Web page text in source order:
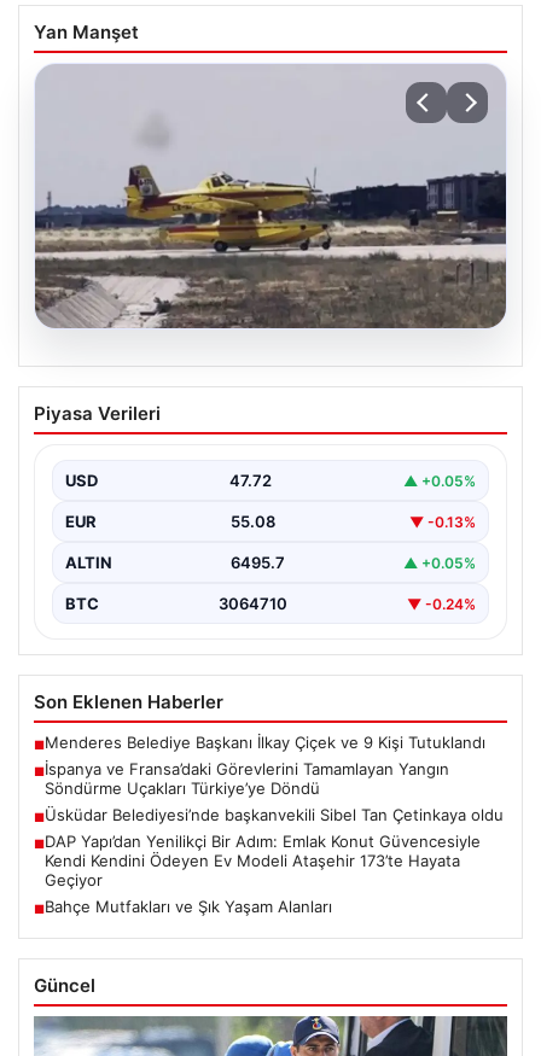
Yan Manşet
06.08.2026
İspanya ve Fransa’daki Görevlerini
Tamamlayan Yangın Söndürme Uçakları
Orman Genel Müdürlüğü tarafından yapılan açıklamada,
büyük…
Piyasa Verileri
USD 47.72 ▲ +0.05%
EUR 55.08 ▼ -0.13%
ALTIN 6495.7 ▲ +0.05%
BTC 3064710 ▼ -0.24%
Son Eklenen Haberler
■Menderes Belediye Başkanı İlkay Çiçek ve 9 Kişi Tutuklandı
■İspanya ve Fransa’daki Görevlerini Tamamlayan Yangın
Söndürme Uçakları Türkiye’ye Döndü
■Üsküdar Belediyesi’nde başkanvekili Sibel Tan Çetinkaya oldu
■DAP Yapı’dan Yenilikçi Bir Adım: Emlak Konut Güvencesiyle
Kendi Kendini Ödeyen Ev Modeli Ataşehir 173’te Hayata
Geçiyor
■Bahçe Mutfakları ve Şık Yaşam Alanları
Güncel